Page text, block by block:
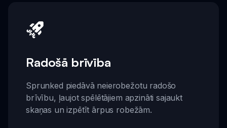
Radošā brīvība
Sprunked piedāvā neierobežotu radošo
brīvību, ļaujot spēlētājiem apzināti sajaukt
skaņas un izpētīt ārpus robežām.